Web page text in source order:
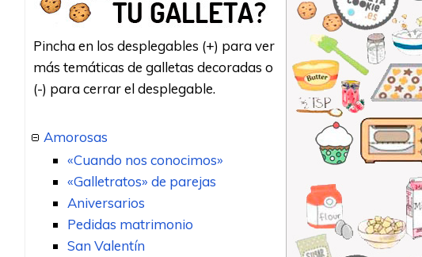
Pincha en los desplegables (+) para ver
más temáticas de galletas decoradas o
(-) para cerrar el desplegable.
Amorosas
«Cuando nos conocimos»
«Galletratos» de parejas
Aniversarios
Pedidas matrimonio
San Valentín